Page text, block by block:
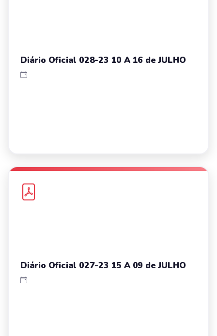
Diário Oficial 028-23 10 A 16 de JULHO
Diário Oficial 027-23 15 A 09 de JULHO